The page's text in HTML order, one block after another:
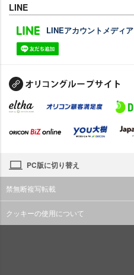
LINE
LINEアカウントメディア
PC版に切り替え
禁無断複写転載
クッキーの使用について